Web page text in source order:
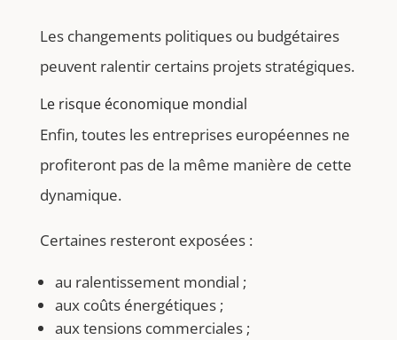
Les changements politiques ou budgétaires
peuvent ralentir certains projets stratégiques.
Le risque économique mondial
Enfin, toutes les entreprises européennes ne
profiteront pas de la même manière de cette
dynamique.
Certaines resteront exposées :
au ralentissement mondial ;
aux coûts énergétiques ;
aux tensions commerciales ;